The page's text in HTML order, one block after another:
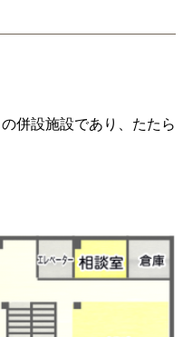
併設施設であり、たたら